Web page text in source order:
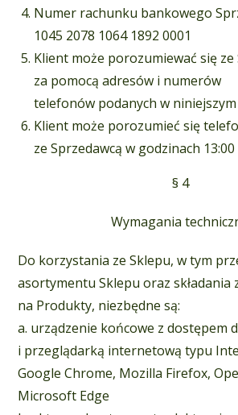
Numer rachunku bankowego
1045 2078 1064 1892 0001
Klient może porozumiewać się ze
za pomocą adresów i numerów
telefonów podanych w
Klient może porozumieć się
ze Sprzedawcą w godzinach 13:00
§ 4
Wymagania
Do korzystania ze Sklepu, w tym
asortymentu Sklepu oraz składania
na Produkty, niezbędne są:
a. urządzenie końcowe z dostępem
i przeglądarką internetową typu
Google Chrome, Mozilla Firefox,
Microsoft Edge